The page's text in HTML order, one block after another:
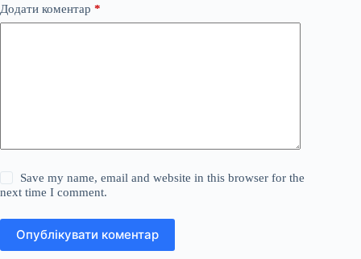
Додати коментар *
Save my name, email and website in this browser for the
next time I comment.
Опублікувати коментар